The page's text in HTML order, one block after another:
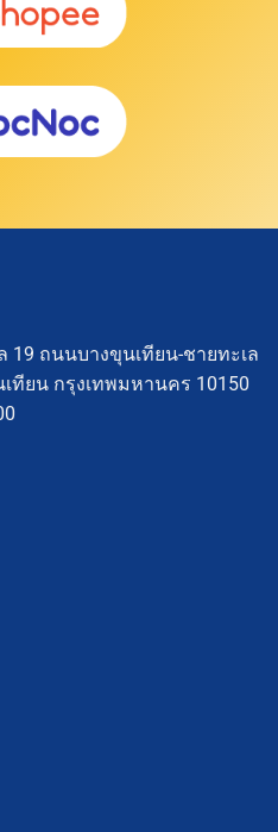
19 ถนนบางขุนเทียน-ชายทะเล
ทียน กรุงเทพมหานคร 10150